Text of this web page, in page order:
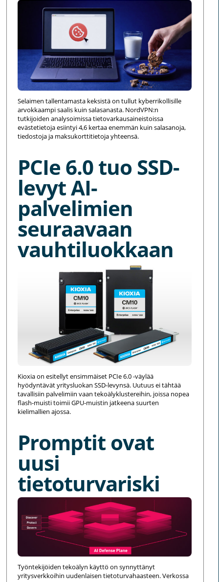
Selaimen tallentamasta keksistä on tullut kyberrikollisille
arvokkaampi saalis kuin salasanasta. NordVPN:n
tutkijoiden analysoimissa tietovarkausaineistoissa
evästetietoja esiintyi 4,6 kertaa enemmän kuin salasanoja,
tiedostoja ja maksukorttitietoja yhteensä.
PCIe 6.0 tuo SSD-
levyt AI-
palvelimien
seuraavaan
vauhtiluokkaan
Kioxia on esitellyt ensimmäiset PCIe 6.0 -väylää
hyödyntävät yritysluokan SSD-levynsä. Uutuus ei tähtää
tavallisiin palvelimiin vaan tekoälyklustereihin, joissa nopea
flash-muisti toimii GPU-muistin jatkeena suurten
kielimallien ajossa.
Promptit ovat
uusi
tietoturvariski
Työntekijöiden tekoälyn käyttö on synnyttänyt
yritysverkkoihin uudenlaisen tietoturvahaasteen. Verkossa